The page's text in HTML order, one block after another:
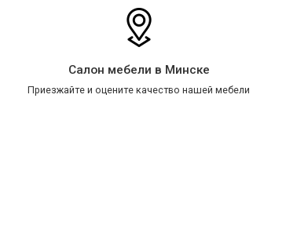
Салон мебели в Минске
Приезжайте и оцените качество нашей мебели